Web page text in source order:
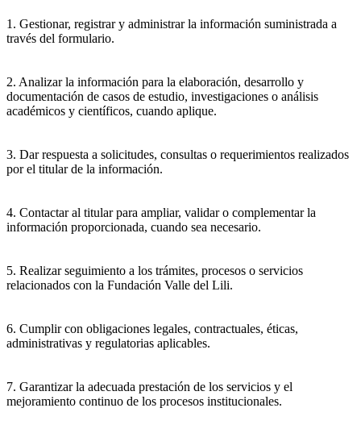
1. Gestionar, registrar y administrar la información suministrada a
través del formulario.
2. Analizar la información para la elaboración, desarrollo y
documentación de casos de estudio, investigaciones o análisis
académicos y científicos, cuando aplique.
3. Dar respuesta a solicitudes, consultas o requerimientos realizados
por el titular de la información.
4. Contactar al titular para ampliar, validar o complementar la
información proporcionada, cuando sea necesario.
5. Realizar seguimiento a los trámites, procesos o servicios
relacionados con la Fundación Valle del Lili.
6. Cumplir con obligaciones legales, contractuales, éticas,
administrativas y regulatorias aplicables.
7. Garantizar la adecuada prestación de los servicios y el
mejoramiento continuo de los procesos institucionales.